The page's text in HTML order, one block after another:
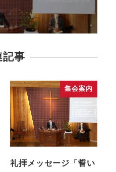
記事
集会案内
礼拝メッセージ「誓い